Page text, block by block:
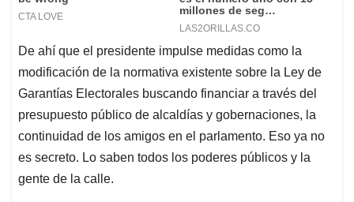
De ahí que el presidente impulse medidas como la
modificación de la normativa existente sobre la Ley de
Garantías Electorales buscando financiar a través del
presupuesto público de alcaldías y gobernaciones, la
continuidad de los amigos en el parlamento. Eso ya no
es secreto. Lo saben todos los poderes públicos y la
gente de la calle.